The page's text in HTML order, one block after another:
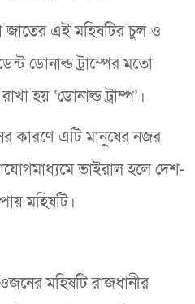
জাতের এই মহিষটির চুল ও
ডোনাল্ড ট্রাম্পের মতো
হয় ‘ডোনাল্ড ট্রাম্প’।
কারণে এটি মানুষের নজর
ভাইরাল হলে দেশ-
মহিষটি।
মহিষটি রাজধানীর